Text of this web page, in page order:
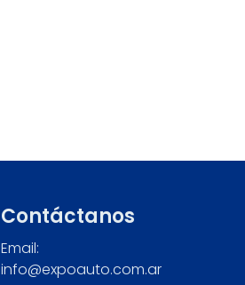
Contáctanos
Email:
info@expoauto.com.ar